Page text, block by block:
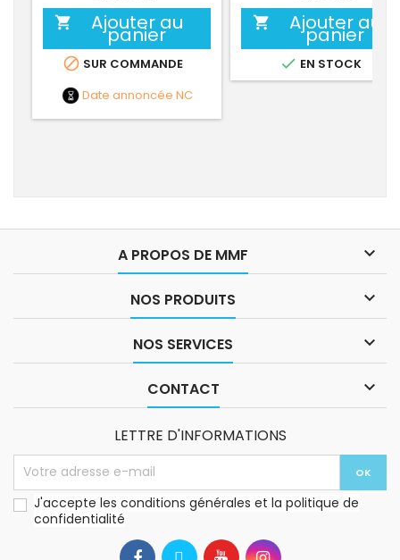
 Ajouter au
panier
 SUR COMMANDE
Date annoncée NC
 Ajouter au
panier
 EN STOCK
A PROPOS DE MMF 
NOS PRODUITS 
NOS SERVICES 
CONTACT 
LETTRE D'INFORMATIONS
J'accepte les conditions générales et la politique de
confidentialité